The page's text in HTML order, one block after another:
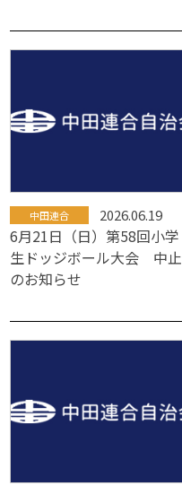
中田連合 2026.06.19
6月21日（日）第58回小学
生ドッジボール大会 中止
のお知らせ